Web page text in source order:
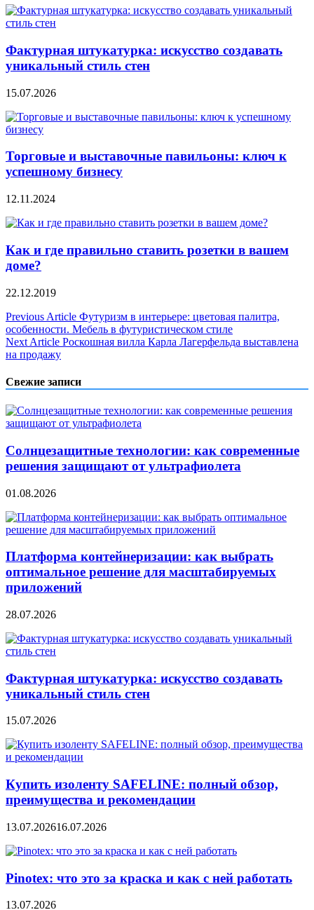
Фактурная штукатурка: искусство создавать
уникальный стиль стен
15.07.2026
Торговые и выставочные павильоны: ключ к
успешному бизнесу
12.11.2024
Как и где правильно ставить розетки в вашем
доме?
22.12.2019
Навигация
по
записям
Previous Article Футуризм в интерьере: цветовая палитра,
особенности. Мебель в футуристическом стиле
Next Article Роскошная вилла Карла Лагерфельда выставлена
на продажу
Свежие записи
Солнцезащитные технологии: как современные
решения защищают от ультрафиолета
01.08.2026
Платформа контейнеризации: как выбрать
оптимальное решение для масштабируемых
приложений
28.07.2026
Фактурная штукатурка: искусство создавать
уникальный стиль стен
15.07.2026
Купить изоленту SAFELINE: полный обзор,
преимущества и рекомендации
13.07.202616.07.2026
Pinotex: что это за краска и как с ней работать
13.07.2026